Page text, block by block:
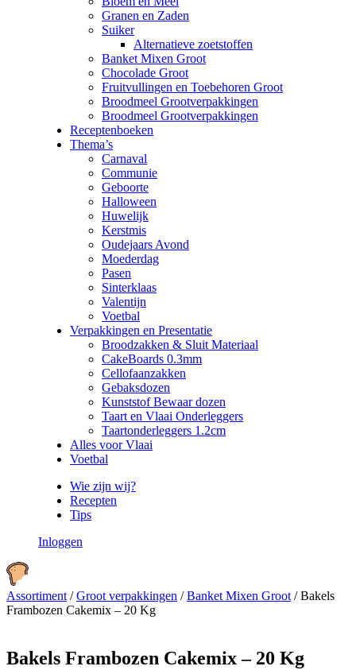
Granen en Zaden
Suiker
Alternatieve zoetstoffen
Banket Mixen Groot
Chocolade Groot
Fruitvullingen en Toebehoren Groot
Broodmeel Grootverpakkingen
Broodmeel Grootverpakkingen
Receptenboeken
Thema’s
Carnaval
Communie
Geboorte
Halloween
Huwelijk
Kerstmis
Oudejaars Avond
Moederdag
Pasen
Sinterklaas
Valentijn
Voetbal
Verpakkingen en Presentatie
Broodzakken & Sluit Materiaal
CakeBoards 0.3mm
Cellofaanzakken
Gebaksdozen
Kunststof Bewaar dozen
Taart en Vlaai Onderleggers
Taartonderleggers 1.2cm
Alles voor Vlaai
Voetbal
Wie zijn wij?
Recepten
Tips
Inloggen
Assortiment /Groot verpakkingen /Banket Mixen Groot /Bakels
Frambozen Cakemix – 20 Kg
Bakels Frambozen Cakemix – 20 Kg